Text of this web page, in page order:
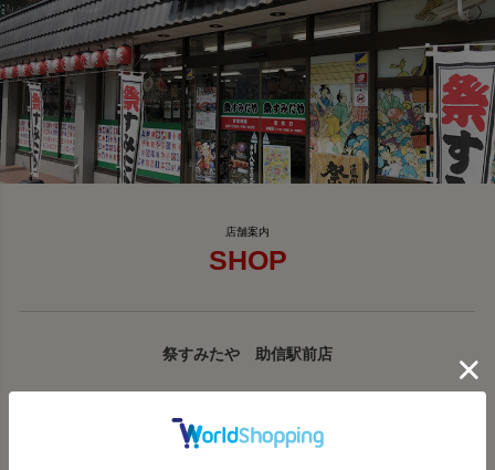
SHOP
祭すみたや 助信駅前店
TEL:053-489-3398 FAX:053-489-3396
営業時間:10時～19時 定休日：水曜日